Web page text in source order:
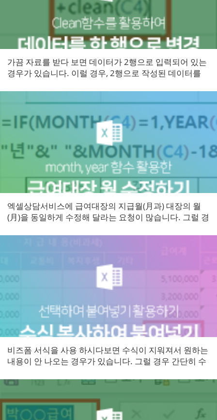
​​가끔 자료를 받다 보면 데이터가 2행으로 입력되어 있는
경우가 있습니다. 이럴 경우, 2행으로 작성된 데이터를
엑셀상담서비스에 급여대장의 지급월(月과) 대장의 월
(月)을 동일하게 수정해 달라는 요청이 많습니다. 그럴 경
비즈폼 서식을 사용 하시다보면 수식이 지워져서 원하는
내용이 안 나오는 경우가 있습니다. 그럴 경우 간단히 수
예로 급여 대장의 급...